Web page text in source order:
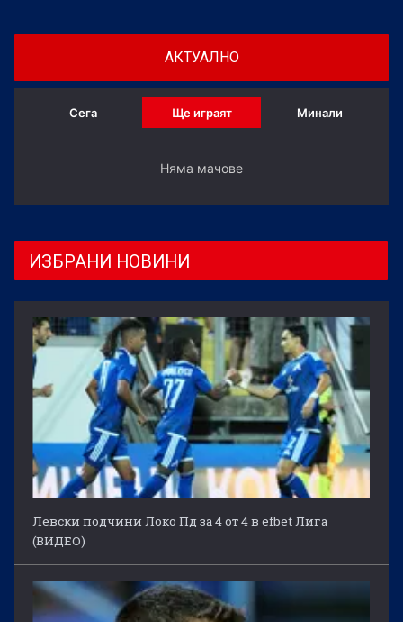
АКТУАЛНО
Сега Ще играят Минали
Няма мачове
ИЗБРАНИ НОВИНИ
Левски подчини Локо Пд за 4 от 4 в efbet Лига
(ВИДЕО)